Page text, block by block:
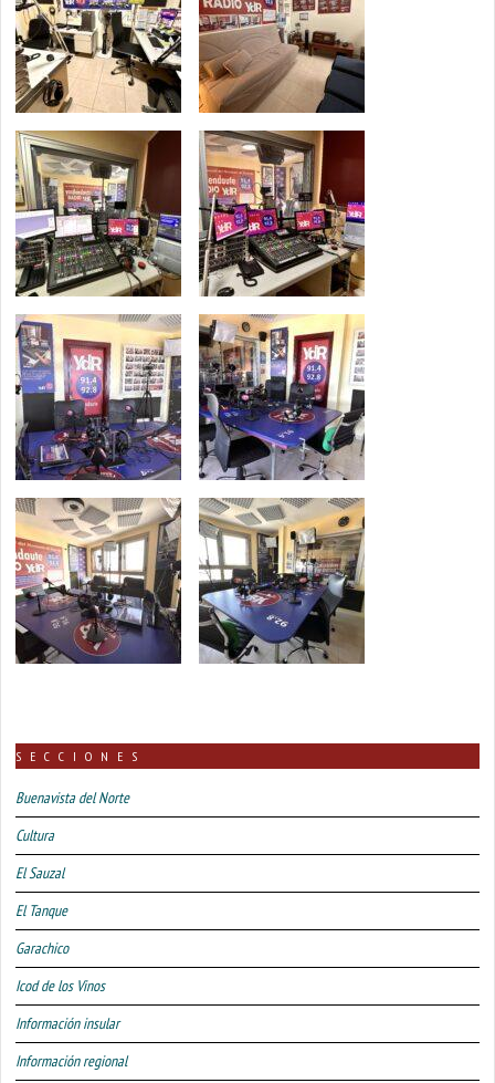
SECCIONES
Buenavista del Norte
Cultura
El Sauzal
El Tanque
Garachico
Icod de los Vinos
Información insular
Información regional